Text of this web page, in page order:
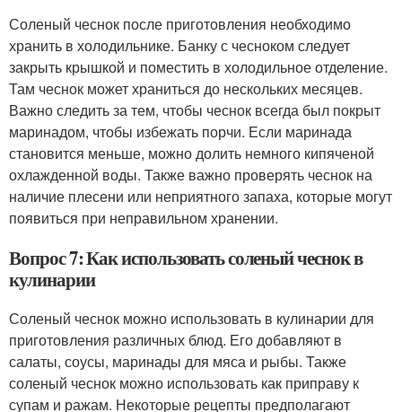
Соленый чеснок после приготовления необходимо
хранить в холодильнике. Банку с чесноком следует
закрыть крышкой и поместить в холодильное отделение.
Там чеснок может храниться до нескольких месяцев.
Важно следить за тем, чтобы чеснок всегда был покрыт
маринадом, чтобы избежать порчи. Если маринада
становится меньше, можно долить немного кипяченой
охлажденной воды. Также важно проверять чеснок на
наличие плесени или неприятного запаха, которые могут
появиться при неправильном хранении.
Вопрос 7: Как использовать соленый чеснок в
кулинарии
Соленый чеснок можно использовать в кулинарии для
приготовления различных блюд. Его добавляют в
салаты, соусы, маринады для мяса и рыбы. Также
соленый чеснок можно использовать как приправу к
супам и ражам. Некоторые рецепты предполагают